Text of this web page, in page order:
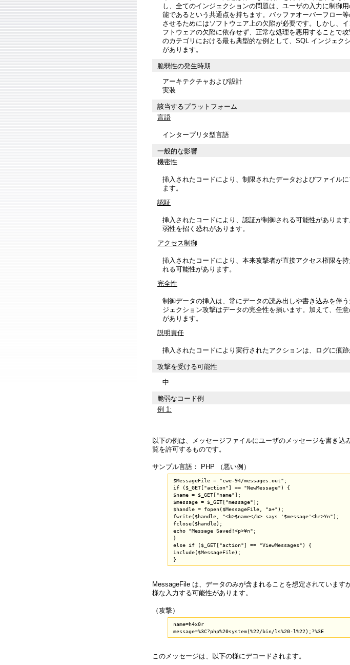
し、全てのインジェクションの問題は、ユーザの入力に制御
能であるという共通点を持ちます。バッファオーバーフロー
させるためにはソフトウェア上の欠陥が必要です。しかし、
フトウェアの欠陥に依存せず、正常な処理を悪用することで
のカテゴリにおける最も典型的な例として、SQL インジェク
があります。
脆弱性の発生時期
アーキテクチャおよび設計
実装
該当するプラットフォーム
言語
インタープリタ型言語
一般的な影響
機密性
挿入されたコードにより、制限されたデータおよびファイル
ます。
認証
挿入されたコードにより、認証が制御される可能性がありま
弱性を招く恐れがあります。
アクセス制御
挿入されたコードにより、本来攻撃者が直接アクセス権限を
れる可能性があります。
完全性
制御データの挿入は、常にデータの読み出しや書き込みを伴
ジェクション攻撃はデータの完全性を損います。加えて、任
があります。
説明責任
挿入されたコードにより実行されたアクションは、ログに痕跡
攻撃を受ける可能性
中
脆弱なコード例
例 1:
以下の例は、メッセージファイルにユーザのメッセージを書き込
覧を許可するものです。
サンプル言語： PHP （悪い例）
$MessageFile = "cwe-94/messages.out";
if ($_GET["action"] == "NewMessage") {
$name = $_GET["name"];
$message = $_GET["message"];
$handle = fopen($MessageFile, "a+");
fwrite($handle, "<b>$name</b> says '$message'<hr>¥n");
fclose($handle);
echo "Message Saved!<p>¥n";
}
else if ($_GET["action"] == "ViewMessages") {
include($MessageFile);
MessageFile は、データのみが含まれることを想定されています
様な入力する可能性があります。
（攻撃）
name=h4x0r
このメッセージは、以下の様にデコードされます。